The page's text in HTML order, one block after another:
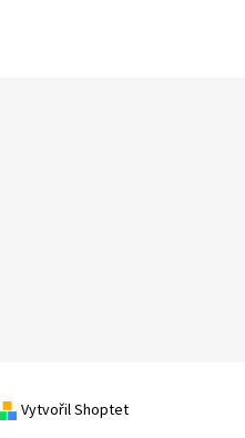
Vytvořil Shoptet